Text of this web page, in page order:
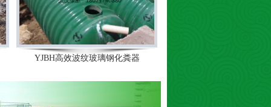
YJBH高效波纹玻璃钢化粪器